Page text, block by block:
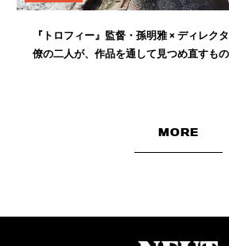
『トロフィー』監督・孫明雅 × ディレク
僚の二人が、作品を通して見つめ直すもの
MORE